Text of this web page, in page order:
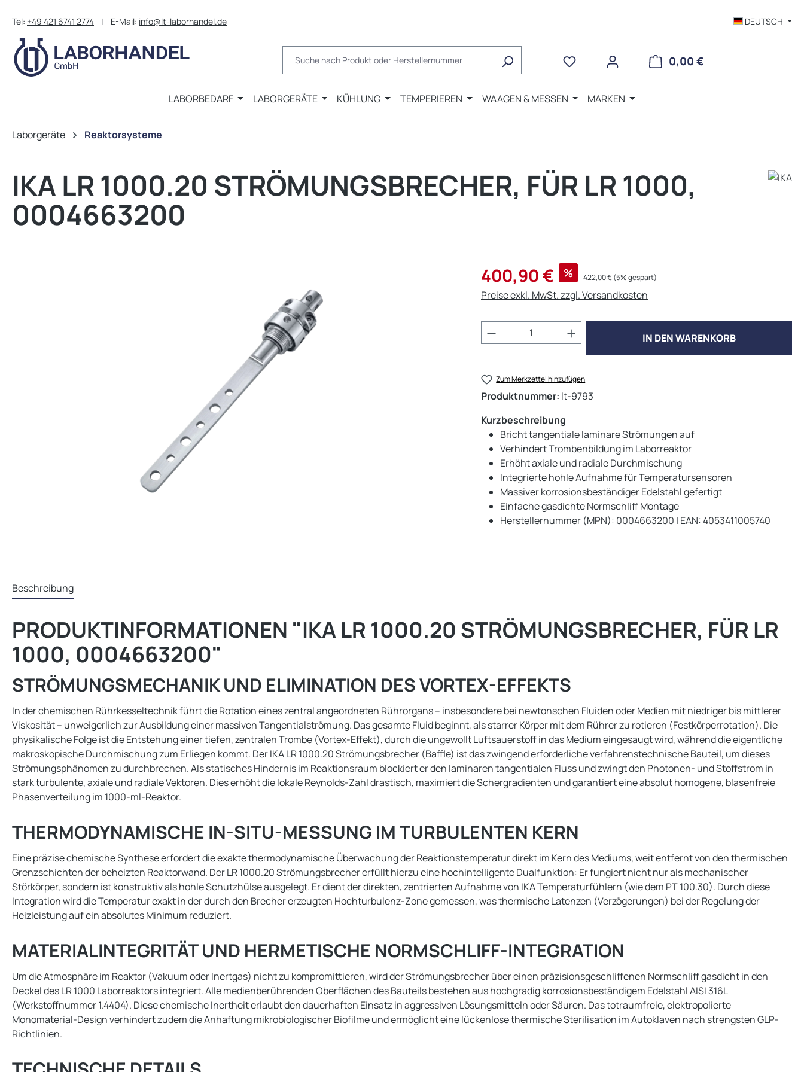
Tel: +49 421 6741 2774 | E-Mail: info@lt-laborhandel.de DEUTSCH
0,00 €WARENKORB
LABORBEDARF LABORGERÄTE KÜHLUNG TEMPERIEREN WAAGEN & MESSEN MARKEN
Laborgeräte Reaktorsysteme
IKA LR 1000.20 STRÖMUNGSBRECHER, FÜR LR 1000,
0004663200
Verkaufspreis:
400,90 € % Regulärer Preis:
422,00 €(5% gespart)
Preise exkl. MwSt. zzgl. Versandkosten
Produkt Anzahl: Gib den gewünschten Wert
IN DEN WARENKORB
Zum Merkzettel hinzufügen
Produktnummer: lt-9793
Kurzbeschreibung
Bricht tangentiale laminare Strömungen auf
Verhindert Trombenbildung im Laborreaktor
Erhöht axiale und radiale Durchmischung
Integrierte hohle Aufnahme für Temperatursensoren
Massiver korrosionsbeständiger Edelstahl gefertigt
Einfache gasdichte Normschliff Montage
Herstellernummer (MPN): 0004663200 | EAN: 4053411005740
Beschreibung
PRODUKTINFORMATIONEN "IKA LR 1000.20 STRÖMUNGSBRECHER, FÜR LR
1000, 0004663200"
STRÖMUNGSMECHANIK UND ELIMINATION DES VORTEX-EFFEKTS
In der chemischen Rührkesseltechnik führt die Rotation eines zentral angeordneten Rührorgans – insbesondere bei newtonschen Fluiden oder Medien mit niedriger bis mittlerer
Viskosität – unweigerlich zur Ausbildung einer massiven Tangentialströmung. Das gesamte Fluid beginnt, als starrer Körper mit dem Rührer zu rotieren (Festkörperrotation). Die
physikalische Folge ist die Entstehung einer tiefen, zentralen Trombe (Vortex-Effekt), durch die ungewollt Luftsauerstoff in das Medium eingesaugt wird, während die eigentliche
makroskopische Durchmischung zum Erliegen kommt. Der IKA LR 1000.20 Strömungsbrecher (Baffle) ist das zwingend erforderliche verfahrenstechnische Bauteil, um dieses
Strömungsphänomen zu durchbrechen. Als statisches Hindernis im Reaktionsraum blockiert er den laminaren tangentialen Fluss und zwingt den Photonen- und Stoffstrom in
stark turbulente, axiale und radiale Vektoren. Dies erhöht die lokale Reynolds-Zahl drastisch, maximiert die Schergradienten und garantiert eine absolut homogene, blasenfreie
Phasenverteilung im 1000-ml-Reaktor.
THERMODYNAMISCHE IN-SITU-MESSUNG IM TURBULENTEN KERN
Eine präzise chemische Synthese erfordert die exakte thermodynamische Überwachung der Reaktionstemperatur direkt im Kern des Mediums, weit entfernt von den thermischen
Grenzschichten der beheizten Reaktorwand. Der LR 1000.20 Strömungsbrecher erfüllt hierzu eine hochintelligente Dualfunktion: Er fungiert nicht nur als mechanischer
Störkörper, sondern ist konstruktiv als hohle Schutzhülse ausgelegt. Er dient der direkten, zentrierten Aufnahme von IKA Temperaturfühlern (wie dem PT 100.30). Durch diese
Integration wird die Temperatur exakt in der durch den Brecher erzeugten Hochturbulenz-Zone gemessen, was thermische Latenzen (Verzögerungen) bei der Regelung der
Heizleistung auf ein absolutes Minimum reduziert.
MATERIALINTEGRITÄT UND HERMETISCHE NORMSCHLIFF-INTEGRATION
Um die Atmosphäre im Reaktor (Vakuum oder Inertgas) nicht zu kompromittieren, wird der Strömungsbrecher über einen präzisionsgeschliffenen Normschliff gasdicht in den
Deckel des LR 1000 Laborreaktors integriert. Alle medienberührenden Oberflächen des Bauteils bestehen aus hochgradig korrosionsbeständigem Edelstahl AISI 316L
(Werkstoffnummer 1.4404). Diese chemische Inertheit erlaubt den dauerhaften Einsatz in aggressiven Lösungsmitteln oder Säuren. Das totraumfreie, elektropolierte
Monomaterial-Design verhindert zudem die Anhaftung mikrobiologischer Biofilme und ermöglicht eine lückenlose thermische Sterilisation im Autoklaven nach strengsten GLP-
Richtlinien.